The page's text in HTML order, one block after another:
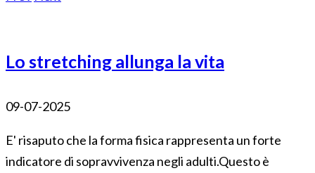
Lo stretching allunga la vita
09-07-2025
E' risaputo che la forma fisica rappresenta un forte
indicatore di sopravvivenza negli adulti.Questo è